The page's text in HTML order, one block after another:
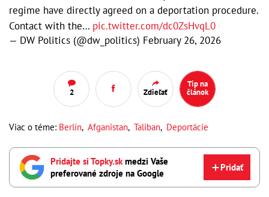
regime have directly agreed on a deportation procedure.
Contact with the… pic.twitter.com/dc0ZsHvqL0
— DW Politics (@dw_politics) February 26, 2026
2 Zdieľať
Tip na
článok
Viac o téme: Berlín, Afganistan, Taliban, Deportácie
Pridajte si Topky.sk medzi Vaše
preferované zdroje na Google
Pridať